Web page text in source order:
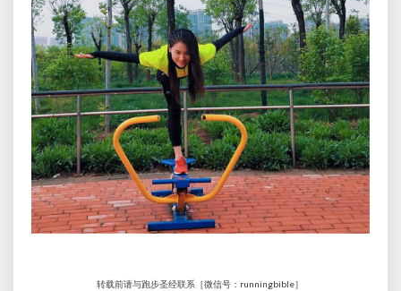
转载前请与跑步圣经联系［微信号：runningbible］